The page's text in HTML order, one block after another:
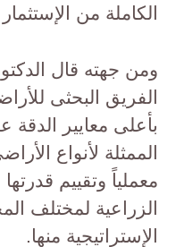
الكاملة من
ومن جهته قال
الفريق البحثى
بأعلى معايير
الممثلة لأنواع
معملياً وتقييم قدرتها
الزراعية لمختلف
الإستراتيجية منها.